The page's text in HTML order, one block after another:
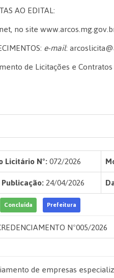
AO EDITAL:
no site
e-mail:
de Licitações e
Licitário Nº:072/2026
24/04/2026
Concluída Prefeitura
Nº005/2026
de empresas